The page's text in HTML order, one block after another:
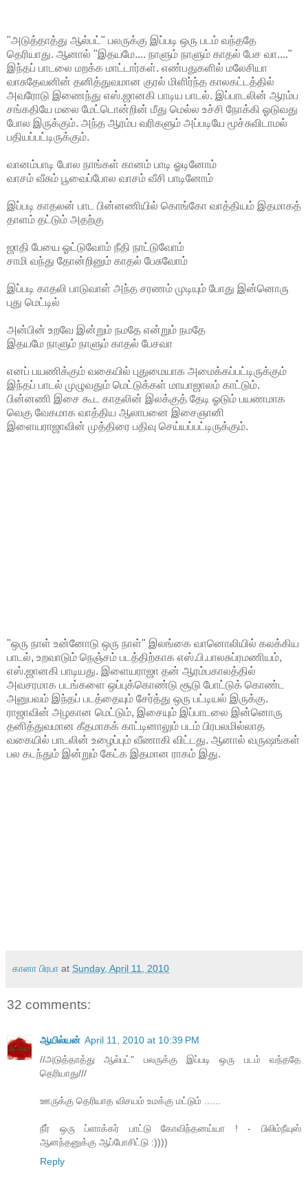
"அடுத்தாத்து ஆல்பட்" பலருக்கு இப்படி ஒரு படம் வந்ததே
தெரியாது. ஆனால் "இதயமே.... நாளும் நாளும் காதல் பேச வா...."
இந்தப் பாடலை மறக்க மாட்டார்கள். எண்பதுகளில் மலேசியா
வாசுதேவனின் தனித்துவமான குரல் மிளிர்ந்த காலகட்டத்தில்
அவரோடு இணைந்து எஸ்.ஜானகி பாடிய பாடல். இப்பாடலின் ஆரம்ப
சங்கதியே மலை மேட்டொன்றின் மீது மெல்ல உச்சி நோக்கி ஓடுவது
போல இருக்கும். அந்த ஆரம்ப வரிகளும் அப்படியே மூச்சுவிடாமல்
பதியப்பட்டிருக்கும்.
வானம்பாடி போல நாங்கள் கானம் பாடி ஓடினோம்
வாசம் வீசும் பூவைப்போல வாசம் வீசி பாடினோம்
இப்படி காதலன் பாட பின்னணியில் கொங்கோ வாத்தியம் இதமாகத்
தாளம் தட்டும் அதற்கு
ஜாதி பேயை ஓட்டுவோம் நீதி நாட்டுவோம்
சாமி வந்து தோன்றினும் காதல் பேசுவோம்
இப்படி காதலி பாடுவாள் அந்த சரணம் முடியும் போது இன்னொரு
புது மெட்டில்
அன்பின் உறவே இன்றும் நமதே என்றும் நமதே
இதயமே நாளும் நாளும் காதல் பேசவா
எனப் பயணிக்கும் வகையில் புதுமையாக அமைக்கப்பட்டிருக்கும்
இந்தப் பாடல் முழுவதும் மெட்டுக்கள் மாயாஜாலம் காட்டும்.
பின்னணி இசை கூட காதலின் இலக்குத் தேடி ஓடும் பயணமாக
வெகு வேகமாக வாத்திய ஆலாபனை இசைஞானி
இளையராஜாவின் முத்திரை பதிவு செய்யப்பட்டிருக்கும்.
"ஒரு நாள் உன்னோடு ஒரு நாள்" இலங்கை வானொலியில் கலக்கிய
பாடல், உறவாடும் நெஞ்சம் படத்திற்காக எஸ்.பி.பாலசுப்ரமணியம்,
எஸ்.ஜானகி பாடியது. இளையராஜா தன் ஆரம்பகாலத்தில்
அவசரமாக படங்களை ஒப்புக்கொண்டு சூடு போட்டுக் கொண்ட
அனுபவம் இந்தப் படத்தையும் சேர்த்து ஒரு பட்டியல் இருக்கு.
ராஜாவின் அழகான மெட்டும், இசையும் இப்பாடலை இன்னொரு
தனித்துவமான கீதமாகக் காட்டினாலும் படம் பிரபலமில்லாத
வகையில் பாடலின் உழைப்பும் வீணாகி விட்டது. ஆனால் வருஷங்கள்
பல கடந்தும் இன்றும் கேட்க இதமான ராகம் இது.
கானா பிரபா at Sunday, April 11, 2010
32 comments:
ஆயில்யன் April 11, 2010 at 10:39 PM
//அடுத்தாத்து ஆல்பட்" பலருக்கு இப்படி ஒரு படம் வந்ததே
தெரியாது///
ஊருக்கு தெரியாத விசயம் உமக்கு மட்டும் ......
நீர் ஒரு ப்ளாக்கர் பாட்டு கோவிந்தனய்யா ! - பிலிம்நீயுஸ்
ஆனந்தனுக்கு ஆப்போசிட்டு :))))
Reply